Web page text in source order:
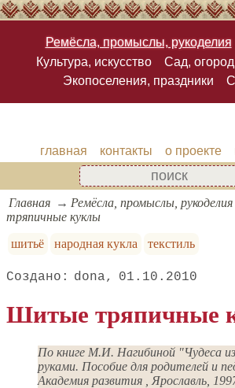
Ремёсла, промыслы, рукоделия
Культура, искусство
Сад, огород
Экопоселения, праздники
главная контакты о проекте
Главная Ремёсла, промыслы, рукоделия
тряпичные куклы
шитьё
народная кукла текстиль
dona 01.10.2010
Шитые тряпичные
По книге М.И. Нагибиной "Чудеса
руками. Пособие для родителей и
Академия развития , Ярославль,